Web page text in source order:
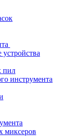
пил
инструмента
миксеров